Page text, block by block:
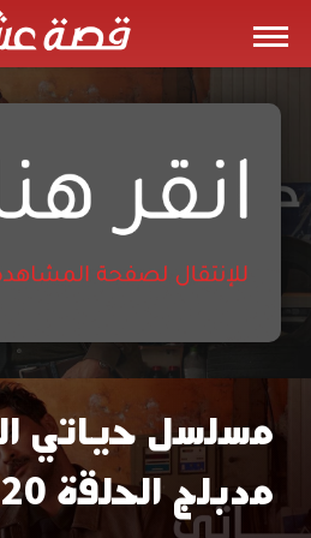
مسلسل
حياتي
مسلسل حياتي
مدبلج الحلقة 20